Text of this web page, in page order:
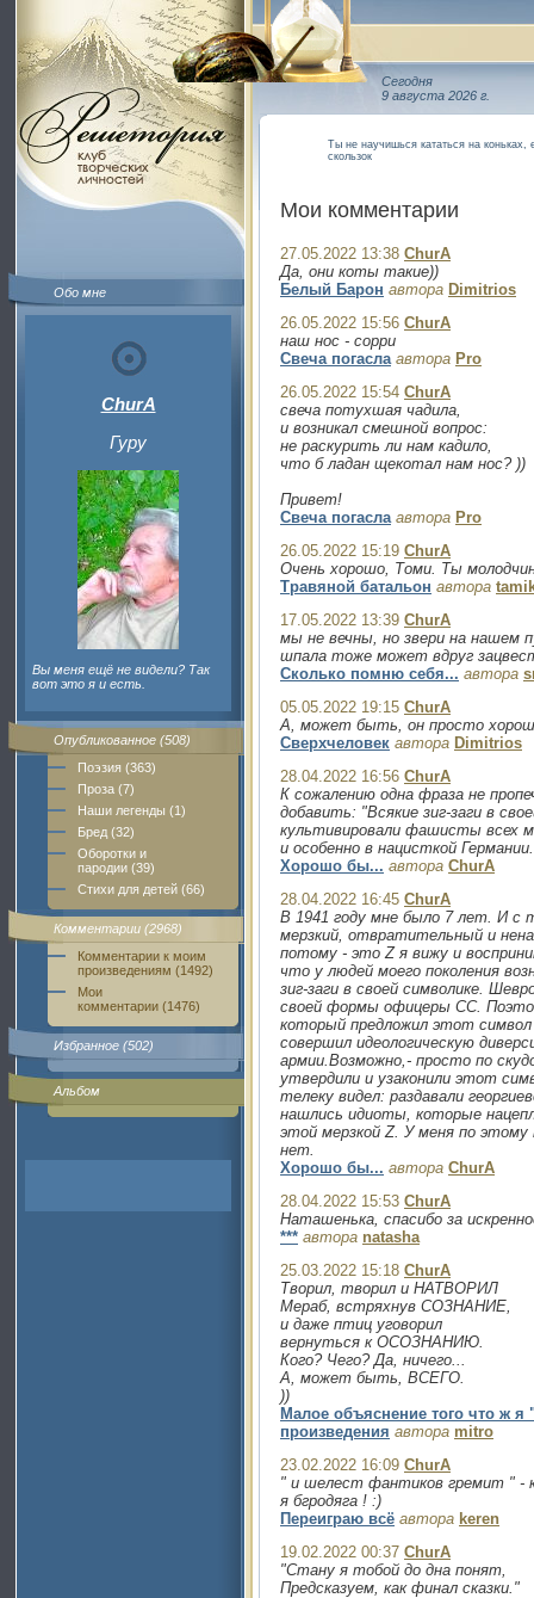
Обо мне
ChurA
Гуру
Вы меня ещё не видели? Так
вот это я и есть.
Опубликованное (508)
Поэзия (363)
Проза (7)
Наши легенды (1)
Бред (32)
Оборотки и
пародии (39)
Стихи для детей (66)
Комментарии (2968)
Комментарии к моим
произведениям (1492)
Мои
комментарии (1476)
Избранное (502)
Альбом
Сегодня
9 августа 2026 г.
Ты не научишься кататься на
скользок
Мои комментарии
27.05.2022 13:38 ChurA
Да, они коты такие))
Белый Барон автора Dimitrios
26.05.2022 15:56 ChurA
наш нос - сорри
Свеча погасла автора Pro
26.05.2022 15:54 ChurA
свеча потухшая чадила,
и возникал смешной вопрос:
не раскурить ли нам кадило,
что б ладан щекотал нам нос? ))
Привет!
Свеча погасла автора Pro
26.05.2022 15:19 ChurA
Очень хорошо, Томи. Ты
Травяной батальон автора
17.05.2022 13:39 ChurA
мы не вечны, но звери на нашем
шпала тоже может вдруг
Сколько помню себя... автора
05.05.2022 19:15 ChurA
А, может быть, он просто
Сверхчеловек автора Dimitrios
28.04.2022 16:56 ChurA
К сожалению одна фраза не
добавить: "Всякие зиг-заги в
культивировали фашисты всех
и особенно в нацисткой
Хорошо бы... автора ChurA
28.04.2022 16:45 ChurA
В 1941 году мне было 7 лет. И с
мерзкий, отвратительный и
потому - это Z я вижу и
что у людей моего поколения
зиг-заги в своей символике.
своей формы офицеры СС.
который предложил этот
совершил идеологическую
армии.Возможно,- просто по
утвердили и узаконили этот
телеку видел: раздавали
нашлись идиоты, которые
этой мерзкой Z. У меня по этому
нет.
Хорошо бы... автора ChurA
28.04.2022 15:53 ChurA
Наташенька, спасибо за
*** автора natasha
25.03.2022 15:18 ChurA
Творил, творил и НАТВОРИЛ
Мераб, встряхнув СОЗНАНИЕ,
и даже птиц уговорил
вернуться к ОСОЗНАНИЮ.
Кого? Чего? Да, ничего...
А, может быть, ВСЕГО.
))
Малое объяснение того что ж я
произведения автора mitro
23.02.2022 16:09 ChurA
" и шелест фантиков гремит " -
я бгродяга ! :)
Переиграю всё автора keren
19.02.2022 00:37 ChurA
"Стану я тобой до дна понят,
Предсказуем, как финал сказки."